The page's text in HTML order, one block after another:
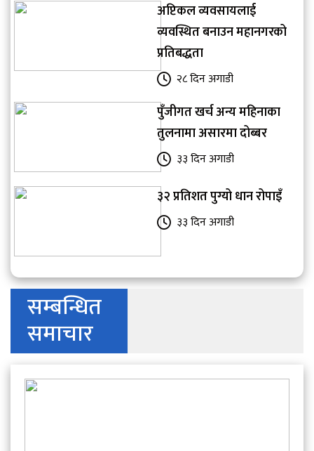
अप्टिकल व्यवसायलाई
व्यवस्थित बनाउन महानगरको
प्रतिबद्धता
२८ दिन अगाडी
पुँजीगत खर्च अन्य महिनाका
तुलनामा असारमा दोब्बर
३३ दिन अगाडी
३२ प्रतिशत पुग्यो धान रोपाइँ
३३ दिन अगाडी
सम्बन्धित
समाचार